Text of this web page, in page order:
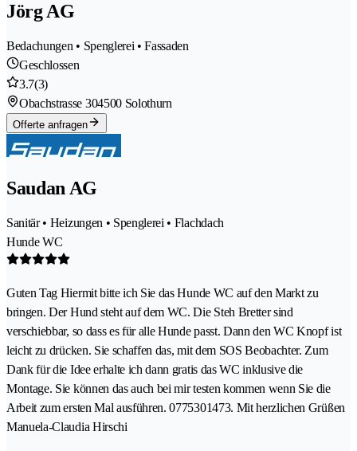
Jörg AG
Bedachungen • Spenglerei • Fassaden
Geschlossen
3.7(3)
Obachstrasse 304500 Solothurn
Offerte anfragen
Saudan AG
Sanitär • Heizungen • Spenglerei • Flachdach
Hunde WC
Guten Tag Hiermit bitte ich Sie das Hunde WC auf den Markt zu
bringen. Der Hund steht auf dem WC. Die Steh Bretter sind
verschiebbar, so dass es für alle Hunde passt. Dann den WC Knopf ist
leicht zu drücken. Sie schaffen das, mit dem SOS Beobachter. Zum
Dank für die Idee erhalte ich dann gratis das WC inklusive die
Montage. Sie können das auch bei mir testen kommen wenn Sie die
Arbeit zum ersten Mal ausführen. 0775301473. Mit herzlichen Grüßen
Manuela-Claudia Hirschi